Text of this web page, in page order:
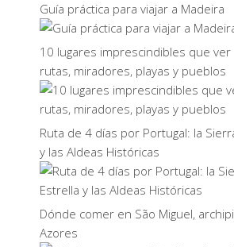
Guía práctica para viajar a Madeira
10 lugares imprescindibles que ver
rutas, miradores, playas y pueblos
Ruta de 4 días por Portugal: la
y las Aldeas Históricas
Dónde comer en São Miguel,
Azores